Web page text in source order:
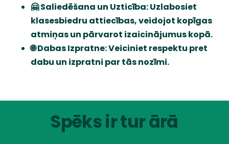
🤗 Saliedēšana un Uzticība: Uzlabosiet
klasesbiedru attiecības, veidojot kopīgas
atmiņas un pārvarot izaicinājumus kopā.
🌐 Dabas Izpratne: Veiciniet respektu pret
dabu un izpratni par tās nozīmi.
Spēks ir tur ārā